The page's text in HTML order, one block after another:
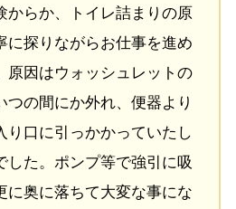
からか、トイレ詰まりの原
に探りながらお仕事を進め
原因はウォッシュレットの
つの間にか外れ、便器より
り口に引っかかっていたし
した。ポンプ等で強引に吸
に奥に落ちて大変な事にな